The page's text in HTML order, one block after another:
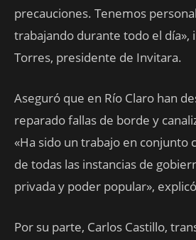
precauciones. Tenemos
trabajando durante todo el
Torres, presidente de Invitara.
Aseguró que en Río Claro han
reparado fallas de borde y
«Ha sido un trabajo en conjunto
de todas las instancias de
privada y poder popular»,
Por su parte, Carlos Castillo,